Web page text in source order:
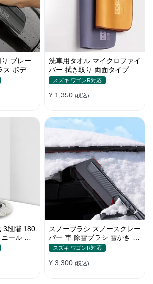
ブレー
洗車用タオル マイクロファイ
バー 拭き取り 両面タイプ 吸
水 速乾 2枚セット XS~ Lサイ
スズキ ワゴンR対応
¥ 1,350 (税込)
3段階 180
ール 傷
スノーブラシ スノースクレー
パー 車 除雪ブラシ 雪かき 3
in 1 多機能 車用スノーブラシ
スズキ ワゴンR対応
¥ 3,300 (税込)